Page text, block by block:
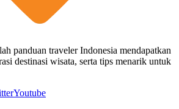
panduan traveler Indonesia mendapatkan
destinasi wisata, serta tips menarik untuk
Youtube